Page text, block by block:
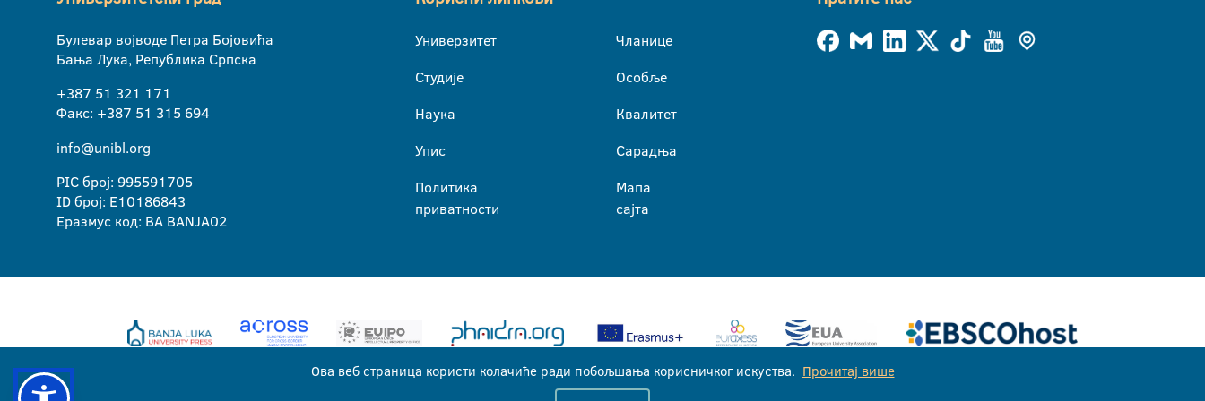
Булевар војводе Петра Бојовића
Бања Лука, Република Српска
+387 51 321 171
Факс: +387 51 315 694
info@unibl.org
PIC број: 995591705
ID број: E10186843
Еразмус код: BA BANJA02
Универзитет
Студије
Наука
Упис
Политика
приватности
Чланице
Особље
Квалитет
Сарадња
Мапа
сајта
Ова веб страница користи колачиће ради побољшања корисничког искуства. Прочитај више